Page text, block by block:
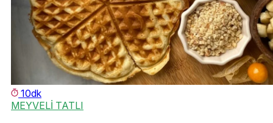
10dk
MEYVELİ TATLI